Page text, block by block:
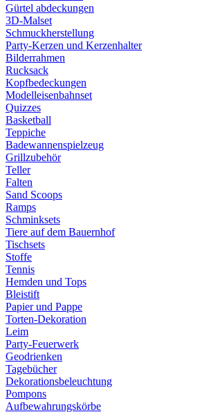
Gürtel abdeckungen
3D-Malset
Schmuckherstellung
Party-Kerzen und Kerzenhalter
Bilderrahmen
Rucksack
Kopfbedeckungen
Modelleisenbahnset
Quizzes
Basketball
Teppiche
Badewannenspielzeug
Grillzubehör
Teller
Falten
Sand Scoops
Ramps
Schminksets
Tiere auf dem Bauernhof
Tischsets
Stoffe
Tennis
Hemden und Tops
Bleistift
Papier und Pappe
Torten-Dekoration
Leim
Party-Feuerwerk
Geodrienken
Tagebücher
Dekorationsbeleuchtung
Pompons
Aufbewahrungskörbe